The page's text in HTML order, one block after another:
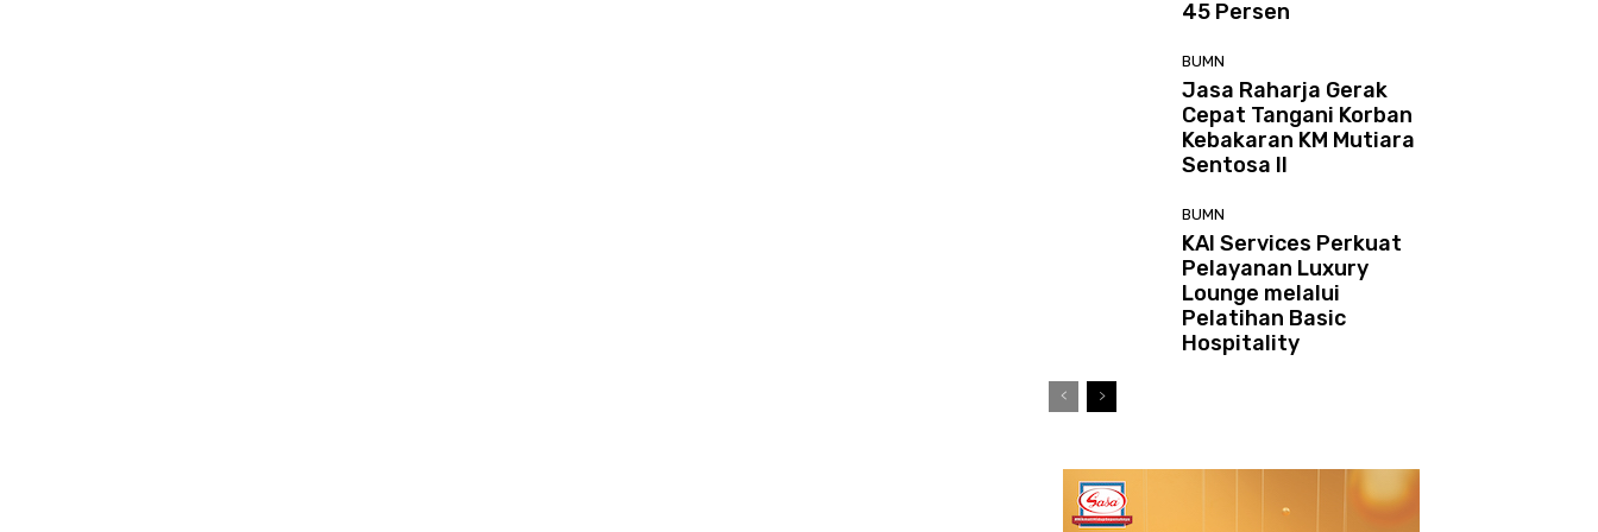
45 Persen
BUMN
Jasa Raharja Gerak
Cepat Tangani Korban
Kebakaran KM Mutiara
Sentosa II
BUMN
KAI Services Perkuat
Pelayanan Luxury
Lounge melalui
Pelatihan Basic
Hospitality